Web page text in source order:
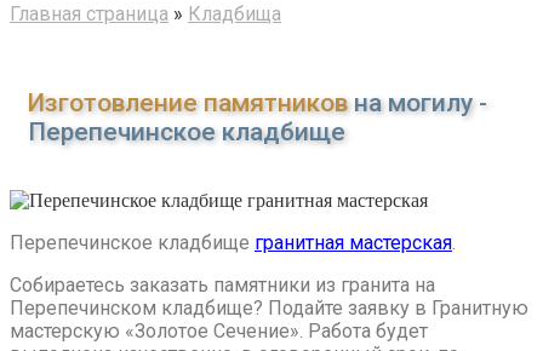
Главная страница » Кладбища
Изготовление памятниковна могилу -
Перепечинское кладбище
Перепечинское кладбище гранитная мастерская.
Собираетесь заказать памятники из гранита на
Перепечинском кладбище? Подайте заявку в Гранитную
мастерскую «Золотое Сечение». Работа будет